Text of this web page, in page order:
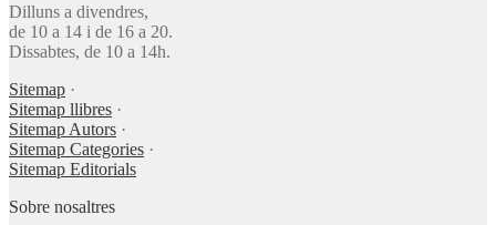
Dilluns a divendres,
de 10 a 14 i de 16 a 20.
Dissabtes, de 10 a 14h.
Sitemap ·
Sitemap llibres ·
Sitemap Autors ·
Sitemap Categories ·
Sitemap Editorials
Sobre nosaltres